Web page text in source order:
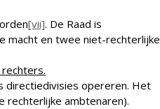
[vii]. De Raad is
macht en twee niet-rechterlijke
directiedivisies opereren. Het
rechterlijke ambtenaren).